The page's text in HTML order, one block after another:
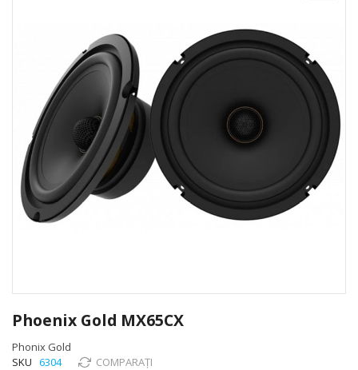
to
the
beginning
of
Phoenix Gold MX65CX
Phonix Gold
SKU 6304
COMPARAȚI